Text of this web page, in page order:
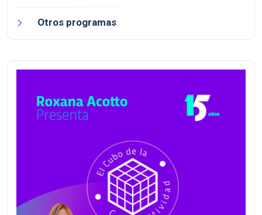
Otros programas